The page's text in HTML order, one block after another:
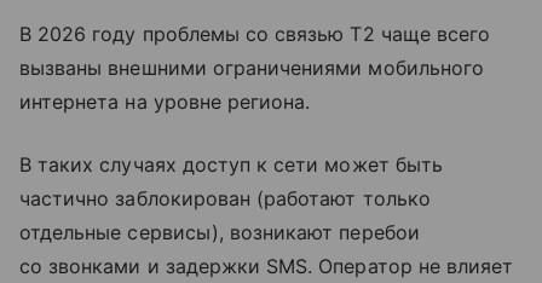
В 2026 году проблемы со связью T2 чаще всего
вызваны внешними ограничениями мобильного
интернета на уровне региона.
В таких случаях доступ к сети может быть
частично заблокирован (работают только
отдельные сервисы), возникают перебои
со звонками и задержки SMS. Оператор не влияет